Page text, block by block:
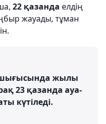
22 қазанда елдің
жауады, тұман
шығысында жылы
23 қазанда ауа-
күтіледі.